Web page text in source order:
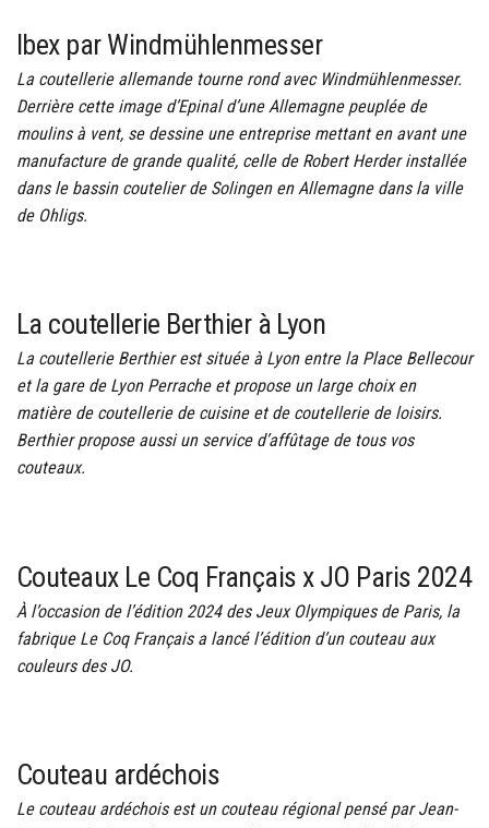
Ibex par Windmühlenmesser
La coutellerie allemande tourne rond avec Windmühlenmesser.
Derrière cette image d’Epinal d’une Allemagne peuplée de
moulins à vent, se dessine une entreprise mettant en avant une
manufacture de grande qualité, celle de Robert Herder installée
dans le bassin coutelier de Solingen en Allemagne dans la ville
de Ohligs.
La coutellerie Berthier à Lyon
La coutellerie Berthier est située à Lyon entre la Place Bellecour
et la gare de Lyon Perrache et propose un large choix en
matière de coutellerie de cuisine et de coutellerie de loisirs.
Berthier propose aussi un service d’affûtage de tous vos
couteaux.
Couteaux Le Coq Français x JO Paris 2024
À l’occasion de l’édition 2024 des Jeux Olympiques de Paris, la
fabrique Le Coq Français a lancé l’édition d’un couteau aux
couleurs des JO.
Couteau ardéchois
Le couteau ardéchois est un couteau régional pensé par Jean-